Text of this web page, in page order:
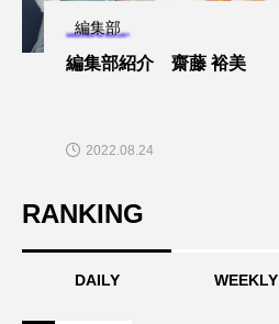
編集部
編集部紹介 齋藤 裕美
2022.08.24
RANKING
DAILY WEEKLY